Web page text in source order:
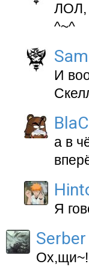
ЛОЛ,
^~^
И
а в
Я
Serber
Ох,щи~!